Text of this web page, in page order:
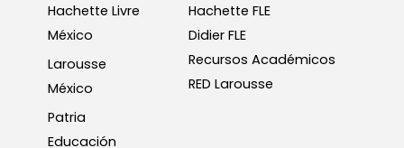
Hachette Livre
México
Larousse
México
Patria
Educación
Hachette FLE
Didier FLE
Recursos Académicos
RED Larousse